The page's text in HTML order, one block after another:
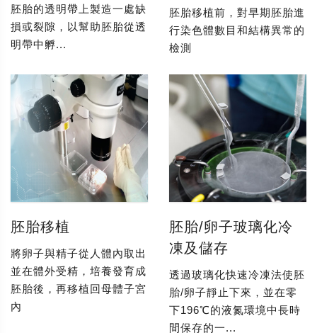
胚胎的透明帶上製造一處缺
損或裂隙，以幫助胚胎從透
明帶中孵...
胚胎移植前，對早期胚胎進
行染色體數目和結構異常的
檢測
胚胎移植
將卵子與精子從人體內取出
並在體外受精，培養發育成
胚胎後，再移植回母體子宮
內
胚胎/卵子玻璃化冷
凍及儲存
透過玻璃化快速冷凍法使胚
胎/卵子靜止下來，並在零
下196℃的液氮環境中長時
間保存的一...